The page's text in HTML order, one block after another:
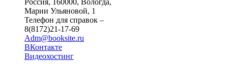
Марии Ульяновой, 1
Телефон для справок –
8(8172)21-17-69
Adm@booksite.ru
ВКонтакте
Видеохостинг